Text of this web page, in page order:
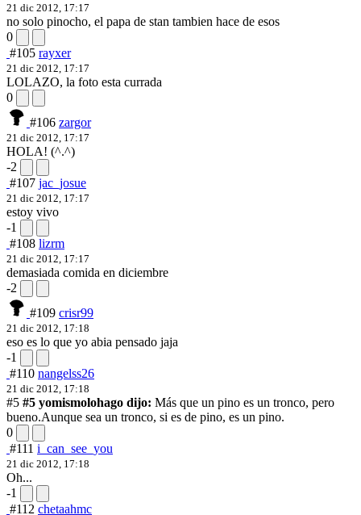
21 dic 2012, 17:17
no solo pinocho, el papa de stan tambien hace de esos
0
#105 rayxer
21 dic 2012, 17:17
LOLAZO, la foto esta currada
0
#106 zargor
21 dic 2012, 17:17
HOLA! (^.^)
-2
#107 jac_josue
21 dic 2012, 17:17
estoy vivo
-1
#108 lizrm
21 dic 2012, 17:17
demasiada comida en diciembre
-2
#109 crisr99
21 dic 2012, 17:18
eso es lo que yo abia pensado jaja
-1
#110 nangelss26
21 dic 2012, 17:18
#5 #5 yomismolohago dijo: Más que un pino es un tronco, pero
bueno.Aunque sea un tronco, si es de pino, es un pino.
0
#111 i_can_see_you
21 dic 2012, 17:18
Oh...
-1
#112 chetaahmc